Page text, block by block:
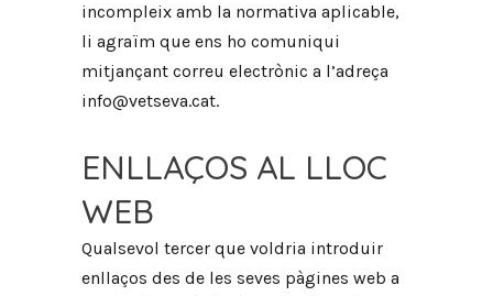
incompleix amb la normativa aplicable,
li agraïm que ens ho comuniqui
mitjançant correu electrònic a l’adreça
info@vetseva.cat.
ENLLAÇOS AL LLOC
WEB
Qualsevol tercer que voldria introduir
enllaços des de les seves pàgines web a